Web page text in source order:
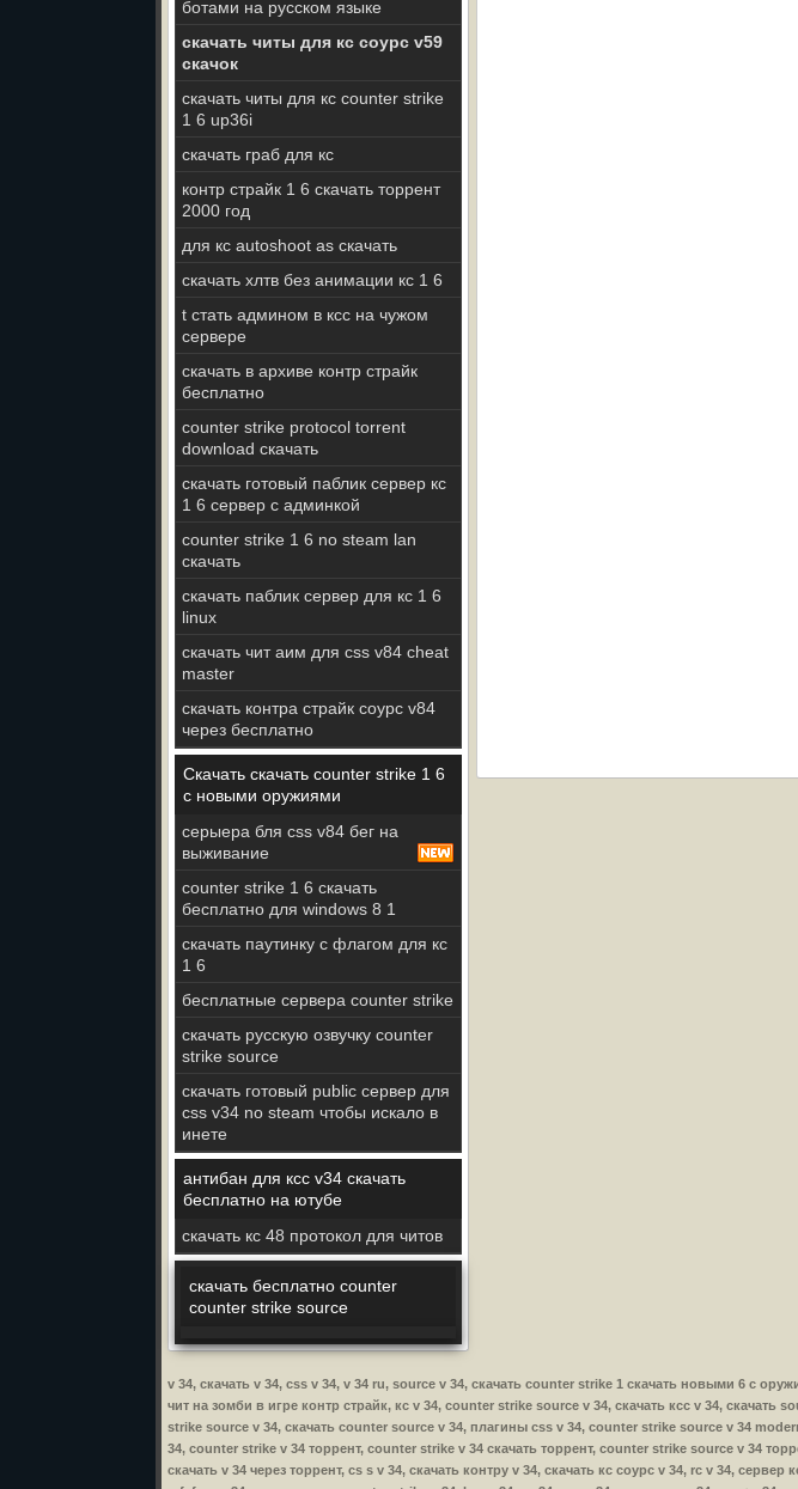
ботами на русском языке
скачать читы для кс соурс v59
скачок
скачать читы для кс counter strike
1 6 up36i
скачать граб для кс
контр страйк 1 6 скачать торрент
2000 год
для кс autoshoot as скачать
скачать хлтв без анимации кс 1 6
t стать админом в ксс на чужом
сервере
скачать в архиве контр страйк
бесплатно
counter strike protocol torrent
download скачать
скачать готовый паблик сервер кс
1 6 сервер с админкой
counter strike 1 6 no steam lan
скачать
скачать паблик сервер для кс 1 6
linux
скачать чит аим для css v84 cheat
master
скачать контра страйк соурс v84
через бесплатно
Скачать скачать counter strike 1 6
с новыми оружиями
серыера бля css v84 бег на
выживание
counter strike 1 6 скачать
бесплатно для windows 8 1
скачать паутинку с флагом для кс
1 6
бесплатные сервера counter strike
скачать русскую озвучку counter
strike source
скачать готовый public сервер для
css v34 no steam чтобы искало в
инете
антибан для ксс v34 скачать
бесплатно на ютубе
скачать кс 48 протокол для читов
скачать бесплатно counter
counter strike source
v 34, скачать v 34, css v 34, v 34 ru, source v 34, скачать counter strike 1 скачать новыми 6 с
чит на зомби в игре контр страйк, кс v 34, counter strike source v 34, скачать ксс v 34, скачать
strike source v 34, скачать counter source v 34, плагины css v 34, counter strike source v 34
34, counter strike v 34 торрент, counter strike v 34 скачать торрент, counter strike source v 34
скачать v 34 через торрент, cs s v 34, скачать контру v 34, скачать кс соурс v 34, rc v 34,